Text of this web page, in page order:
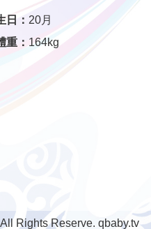
日： 20月
重： 164kg
Rights Reserve. qbaby.tv